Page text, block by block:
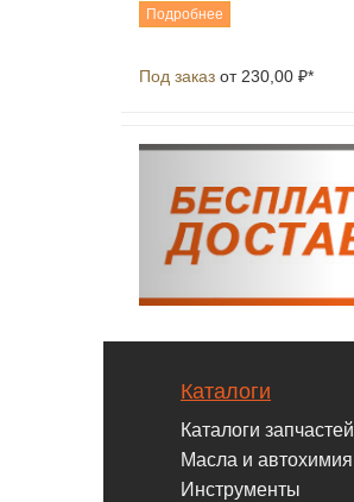
Подробнее
Под заказ от 230,00 ₽*
Каталоги
Каталоги запчастей
Масла и автохимия
Инструменты